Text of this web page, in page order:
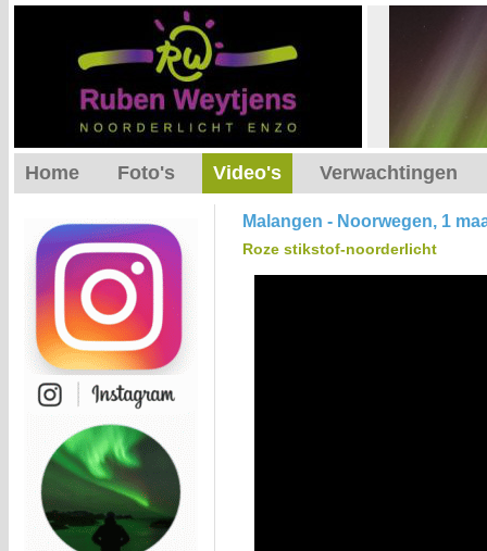
Malangen - Noorwegen, 1
Roze stikstof-noorderlicht
Home Foto's Video's Verwachtingen